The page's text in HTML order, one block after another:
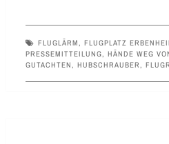
FLUGLÄRM FLUGPLATZ
PRESSEMITTEILUNG
HÄNDE WEG
GUTACHTEN
HUBSCHRAUBER